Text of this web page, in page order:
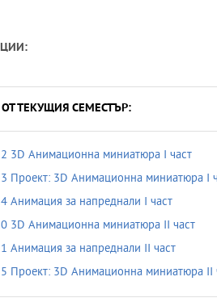
ТЕКУЩИЯ СЕМЕСТЪР:
3D Анимационна миниатюра I част
Проект: 3D Анимационна миниатюра I
Анимация за напреднали I част
3D Анимационна миниатюра II част
Анимация за напреднали II част
Проект: 3D Анимационна миниатюра II